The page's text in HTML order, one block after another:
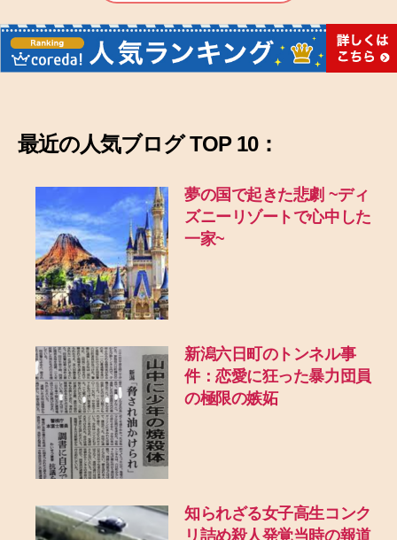
最近の人気ブログ TOP 10：
夢の国で起きた悲劇 ~ディ
ズニーリゾートで心中した
一家~
新潟六日町のトンネル事
件：恋愛に狂った暴力団員
の極限の嫉妬
知られざる女子高生コンク
リ詰め殺人発覚当時の報道